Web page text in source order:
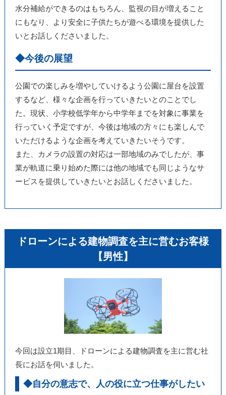
水分補給ができるのはもちろん、監視の目が増えること
にもなり、より安全に子供たちが遊べる環境を提供した
いとお話しくださいました。
◆今後の展望
公園での楽しみを増やしていけるよう公園に屋台を設置
するなど、様々な企画を行っていきたいとのことでし
た。現状、小学校低学年から中学年までを対象に事業を
行っていく予定ですが、今後は地域の方々にも楽しんで
いただけるような企画を考えていきたいそうです。
また、カメラの設置の対応は一部地域のみでしたが、事
業が軌道に乗り始めた際には他の地域でも同じようなサ
ービスを提供していきたいとお話しくださいました。
ドローンによる建物調査を主に営むお客様
【男性】
今回は設立1期目、ドローンによる建物調査を主に営む社
長にお話を伺いました。
◆自分の意志で、人の役に立つ仕事がしたい